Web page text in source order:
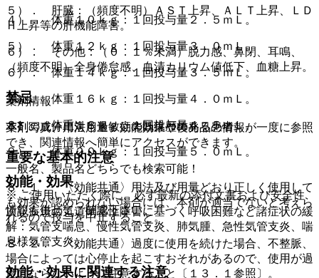
５）． 肝臓：（頻度不明）ＡＳＴ上昇、ＡＬＴ上昇、ＬＤ
Ｈ上昇等の肝機能障害。
６）． その他：（０．１％未満）脱力感、鼻閉、耳鳴、
（頻度不明）全身倦怠感、血清カリウム値低下、血糖上昇。
禁忌
本剤の成分に対し過敏症の既往歴のある患者。
重要な基本的注意
８．１． 〈効能共通〉用法及び用量どおり正しく使用して
も効果が認められない場合には、本剤が適当でないと考えら
れるので投与を中止すること。
８．２． 〈効能共通〉過度に使用を続けた場合、不整脈、
場合によっては心停止を起こすおそれがあるので、使用が過
度にならないように注意すること〔１３．１参照〕。
４）． 体重１０ｋｇ：１回投与量２．５ｍＬ。
５）． 体重１２ｋｇ：１回投与量３．０ｍＬ。
６）． 体重１４ｋｇ：１回投与量３．５ｍＬ。
７）． 体重１６ｋｇ：１回投与量４．０ｍＬ。
８）． 体重１８ｋｇ：１回投与量４．５ｍＬ。
９）． 体重２０ｋｇ：１回投与量５．０ｍＬ。
効能・効果
次記疾患の気道閉塞性障害に基づく呼吸困難など諸症状の緩
解：気管支喘息、慢性気管支炎、肺気腫、急性気管支炎、喘
息様気管支炎。
効能・効果に関連する注意
薬剤情報
薬剤写真、用法用量、効能効果や後発品の情報が一度に参照
でき、関連情報へ簡単にアクセスができます。
一般名、製品名どちらでも検索可能！
※ ご使用いただく際に、必ず最新の添付文書および安全性
情報も併せてご確認下さい。